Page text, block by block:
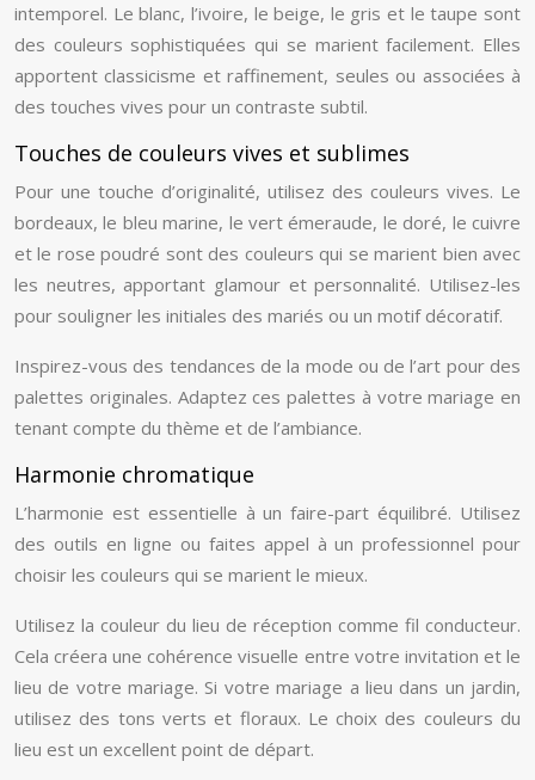
intemporel. Le blanc, l’ivoire, le beige, le gris et le taupe sont
des couleurs sophistiquées qui se marient facilement. Elles
apportent classicisme et raffinement, seules ou associées à
des touches vives pour un contraste subtil.
Touches de couleurs vives et sublimes
Pour une touche d’originalité, utilisez des couleurs vives. Le
bordeaux, le bleu marine, le vert émeraude, le doré, le cuivre
et le rose poudré sont des couleurs qui se marient bien avec
les neutres, apportant glamour et personnalité. Utilisez-les
pour souligner les initiales des mariés ou un motif décoratif.
Inspirez-vous des tendances de la mode ou de l’art pour des
palettes originales. Adaptez ces palettes à votre mariage en
tenant compte du thème et de l’ambiance.
Harmonie chromatique
L’harmonie est essentielle à un faire-part équilibré. Utilisez
des outils en ligne ou faites appel à un professionnel pour
choisir les couleurs qui se marient le mieux.
Utilisez la couleur du lieu de réception comme fil conducteur.
Cela créera une cohérence visuelle entre votre invitation et le
lieu de votre mariage. Si votre mariage a lieu dans un jardin,
utilisez des tons verts et floraux. Le choix des couleurs du
lieu est un excellent point de départ.